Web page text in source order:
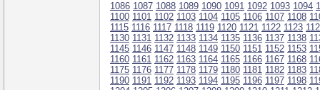
1086 1087 1088 1089 1090 1091 1092 1093 1094
1100 1101 1102 1103 1104 1105 1106 1107 1108
1115 1116 1117 1118 1119 1120 1121 1122 1123
1130 1131 1132 1133 1134 1135 1136 1137 1138
1145 1146 1147 1148 1149 1150 1151 1152 1153
1160 1161 1162 1163 1164 1165 1166 1167 1168
1175 1176 1177 1178 1179 1180 1181 1182 1183
1190 1191 1192 1193 1194 1195 1196 1197 1198